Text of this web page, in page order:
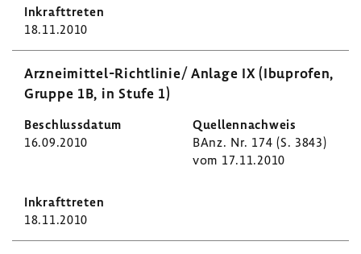
18.11.2010
Arzneimittel-​Richtlinie/ Anlage IX (Ibuprofen,
Gruppe 1B, in Stufe 1)
16.09.2010
BAnz. Nr. 174 (S. 3843)
vom 17.11.2010
18.11.2010